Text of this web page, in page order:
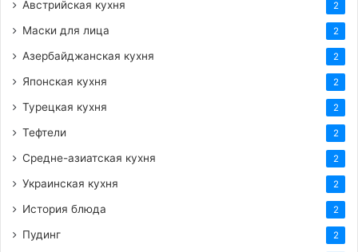
Австрийская кухня 2
Маски для лица 2
Азербайджанская кухня 2
Японская кухня 2
Турецкая кухня 2
Тефтели 2
Средне-азиатская кухня 2
Украинская кухня 2
История блюда 2
Пудинг 2